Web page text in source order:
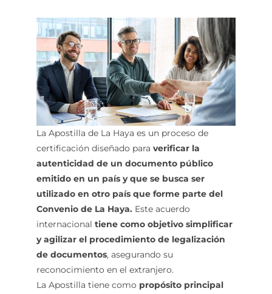
La Apostilla de La Haya es un proceso de
certificación diseñado para verificar la
autenticidad de un documento público
emitido en un país y que se busca ser
utilizado en otro país que forme parte del
Convenio de La Haya.Este acuerdo
internacional tiene como objetivo simplificar
y agilizar el procedimiento de legalización
de documentos, asegurando su
reconocimiento en el extranjero.
La Apostilla tiene como propósito principal